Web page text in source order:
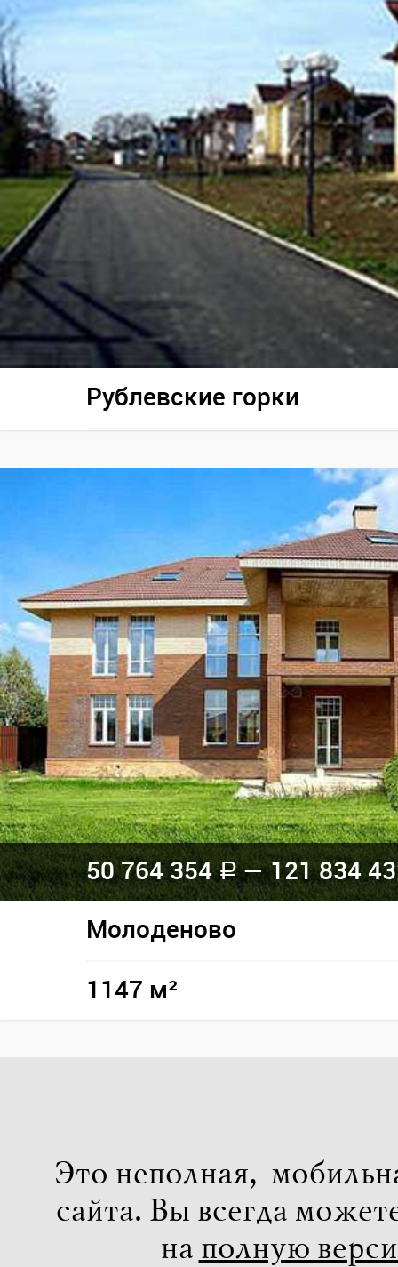
Рублевские горки
50 764 354a— 121 834
Молоденово
1147 м²
Это неполная,
сайта. Вы всегда
на полную